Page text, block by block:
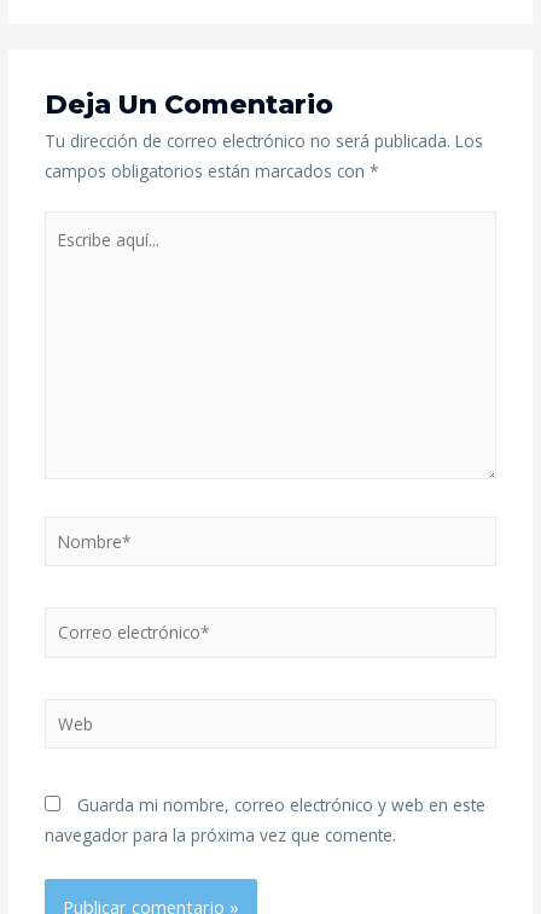
Deja Un Comentario
Tu dirección de correo electrónico no será publicada. Los
campos obligatorios están marcados con *
Guarda mi nombre, correo electrónico y web en este
navegador para la próxima vez que comente.